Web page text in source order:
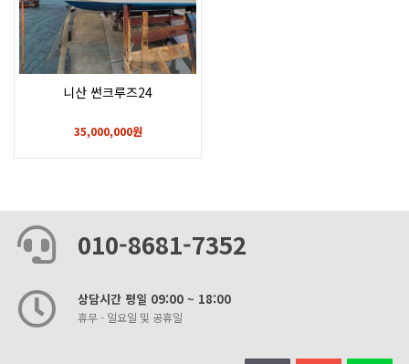
니산 썬크루즈24
35,000,000원
010-8681-7352
상담시간 평일 09:00 ~ 18:00
휴무 - 일요일 및 공휴일